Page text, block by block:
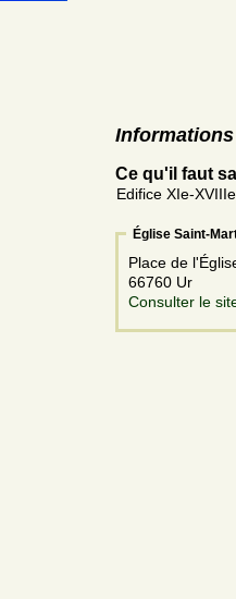
Ce qu'il faut
Edifice XIe-
Église Saint-
Place de
66760 Ur
Consulter le